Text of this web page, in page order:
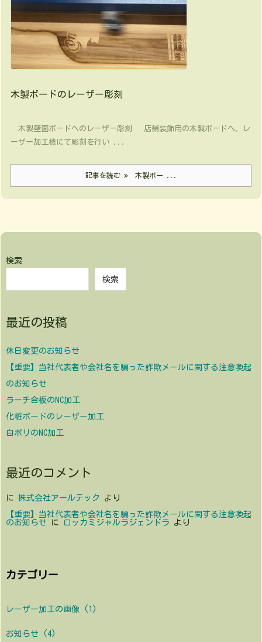
木製ボードのレーザー彫刻
木製壁面ボードへのレーザー彫刻 店舗装飾用の木製ボードへ、レ
ーザー加工機にて彫刻を行い ...
記事を読む 木製ボー ...
検索
検索
最近の投稿
休日変更のお知らせ
【重要】当社代表者や会社名を騙った詐欺メールに関する注意喚起
のお知らせ
ラーチ合板のNC加工
化粧ボードのレーザー加工
白ポリのNC加工
最近のコメント
に 株式会社アールテック より
【重要】当社代表者や会社名を騙った詐欺メールに関する注意喚起
のお知らせ に ロッカミジャルラジェンドラ より
カテゴリー
レーザー加工の画像 (1)
お知らせ (4)